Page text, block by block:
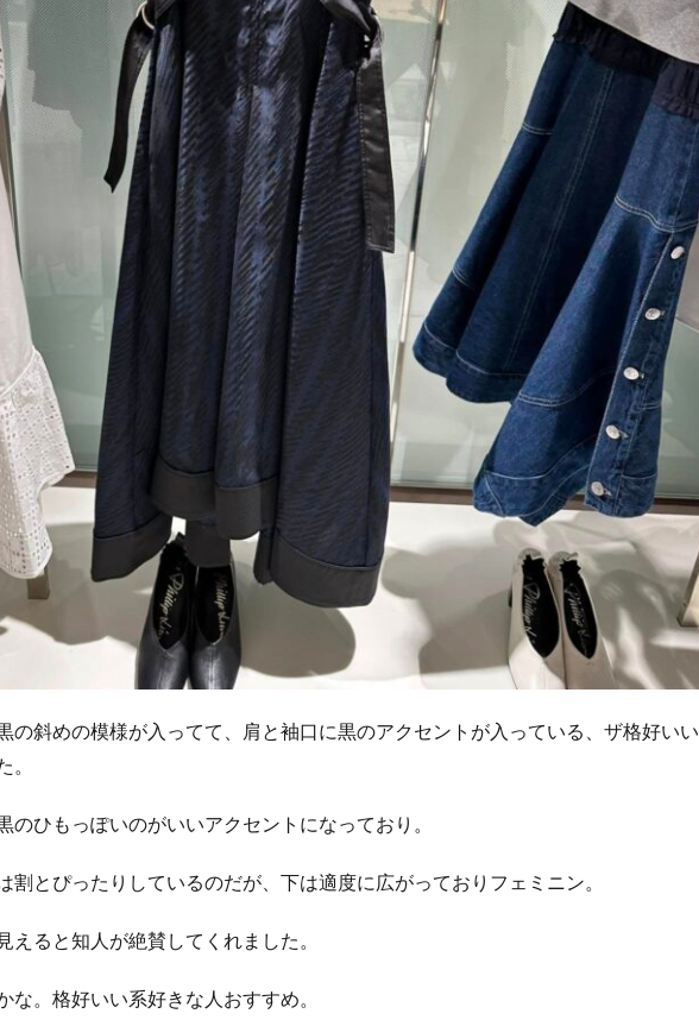
の斜めの模様が入ってて、肩と袖口に黒のアクセントが入っている、ザ格好いい
。
のひもっぽいのがいいアクセントになっており。
割とぴったりしているのだが、下は適度に広がっておりフェミニン。
えると知人が絶賛してくれました。
な。格好いい系好きな人おすすめ。